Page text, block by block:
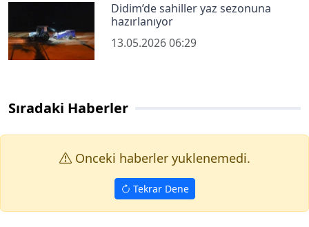
Didim’de sahiller yaz sezonuna
hazırlanıyor
13.05.2026 06:29
Sıradaki Haberler
Onceki haberler yuklenemedi.
Tekrar Dene